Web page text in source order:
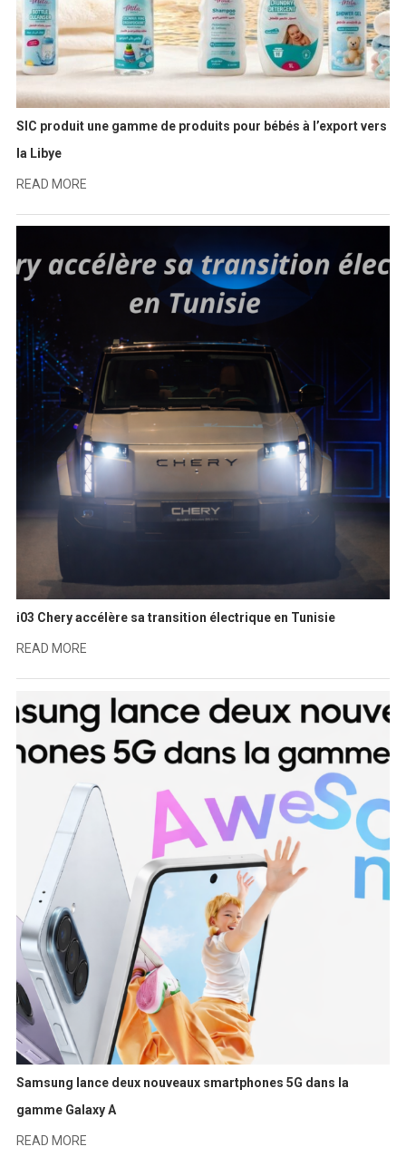
SIC produit une gamme de produits pour bébés à l’export vers
la Libye
READ MORE
i03 Chery accélère sa transition électrique en Tunisie
READ MORE
Samsung lance deux nouveaux smartphones 5G dans la
gamme Galaxy A
READ MORE